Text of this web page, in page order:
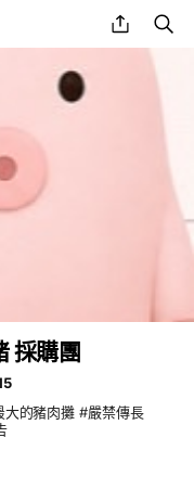
share
採購團
攤 #嚴禁傳長